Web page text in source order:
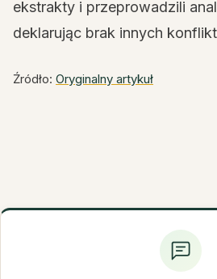
ekstrakty i przeprowadzili
deklarując brak innych
Źródło: Oryginalny artykuł